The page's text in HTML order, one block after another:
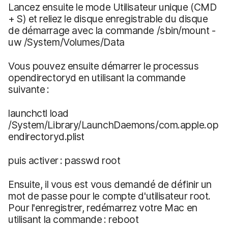
Lancez ensuite le mode Utilisateur unique (CMD
+ S) et reliez le disque enregistrable du disque
de démarrage avec la commande /sbin/mount -
uw /System/Volumes/Data
Vous pouvez ensuite démarrer le processus
opendirectoryd en utilisant la commande
suivante :
launchctl load
/System/Library/LaunchDaemons/com.apple.op
endirectoryd.plist
puis activer : passwd root
Ensuite, il vous est vous demandé de définir un
mot de passe pour le compte d'utilisateur root.
Pour l'enregistrer, redémarrez votre Mac en
utilisant la commande : reboot